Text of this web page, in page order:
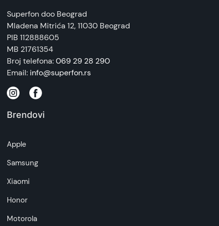
Zemlja porekla:
Kina
Prava potrošača:
Zagarantovana sva prava kupaca po osnovu
zakona o zaštiti potrošača. Detaljnije o ugovoru
ovde
Napomena:
da garantuje da su svi podaci apsolutno ispravni.
Superfon doo Beograd
Mladena Mitrića 12, 11030 Beograd
PIB 112888605
MB 21761354
Broj telefona:069 29 28 290
Email: info@superfon.rs
Brendovi
Apple
Samsung
Xiaomi
Honor
Motorola